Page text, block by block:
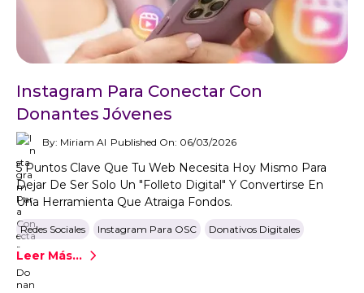
Instagram Para Conectar Con
Donantes Jóvenes
By: Miriam AI Published On: 06/03/2026
5 Puntos Clave Que Tu Web Necesita Hoy Mismo Para
Dejar De Ser Solo Un "folleto Digital" Y Convertirse En
Una Herramienta Que Atraiga Fondos.
Redes Sociales Instagram Para OSC Donativos Digitales
Leer Más...